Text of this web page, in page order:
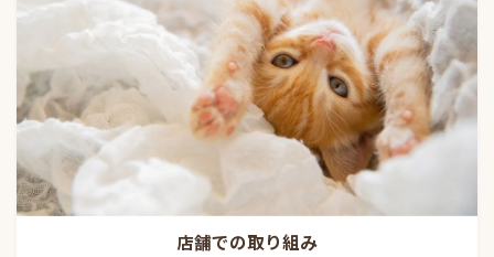
店舗での取り組み